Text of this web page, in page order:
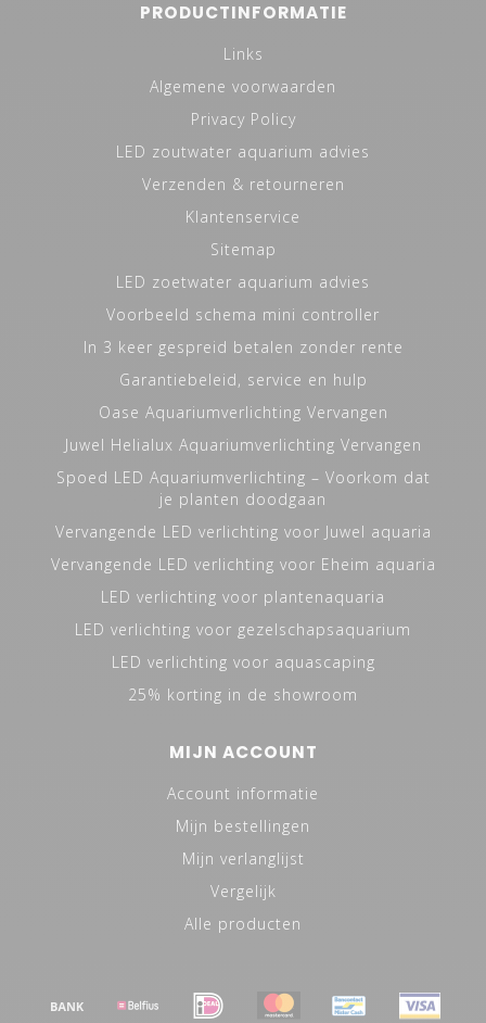
PRODUCTINFORMATIE
Links
Algemene voorwaarden
Privacy Policy
LED zoutwater aquarium advies
Verzenden & retourneren
Klantenservice
Sitemap
LED zoetwater aquarium advies
Voorbeeld schema mini controller
In 3 keer gespreid betalen zonder rente
Garantiebeleid, service en hulp
Oase Aquariumverlichting Vervangen
Juwel Helialux Aquariumverlichting Vervangen
Spoed LED Aquariumverlichting – Voorkom dat
je planten doodgaan
Vervangende LED verlichting voor Juwel aquaria
Vervangende LED verlichting voor Eheim aquaria
LED verlichting voor plantenaquaria
LED verlichting voor gezelschapsaquarium
LED verlichting voor aquascaping
25% korting in de showroom
MIJN ACCOUNT
Account informatie
Mijn bestellingen
Mijn verlanglijst
Vergelijk
Alle producten